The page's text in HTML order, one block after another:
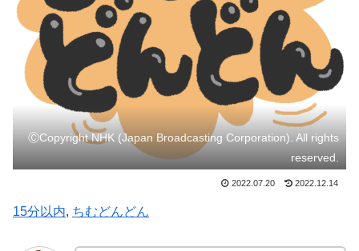
ⒸCopyright NHK (Japan Broadcasting Corporation). All rights
reserved.
2022.07.20 2022.12.14
15分以内, ちむどんどん